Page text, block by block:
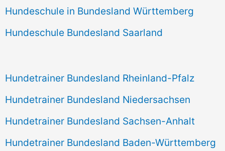
Hundeschule in Bundesland Württemberg
Hundeschule Bundesland Saarland
Hundetrainer Bundesland Rheinland-Pfalz
Hundetrainer Bundesland Niedersachsen
Hundetrainer Bundesland Sachsen-Anhalt
Hundetrainer Bundesland Baden-Württemberg